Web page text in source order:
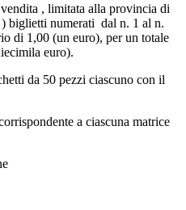
, limitata alla provincia di
biglietti numerati dal n. 1 al n.
di 1,00 (un euro), per un totale
euro).
da 50 pezzi ciascuno con il
a ciascuna matrice